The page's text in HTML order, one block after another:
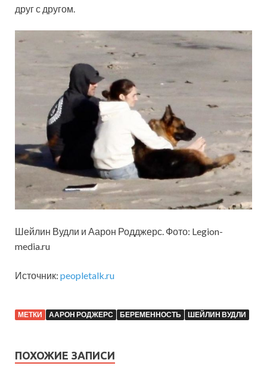
друг с другом.
Шейлин Вудли и Аарон Родджерс. Фото: Legion-
media.ru
Источник: peopletalk.ru
МЕТКИ ААРОН РОДЖЕРС БЕРЕМЕННОСТЬ ШЕЙЛИН ВУДЛИ
ПОХОЖИЕ ЗАПИСИ